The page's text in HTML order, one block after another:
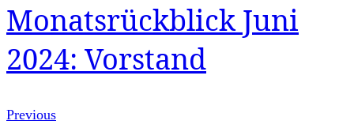
Monatsrückblick Juni
2024: Vorstand
Previous